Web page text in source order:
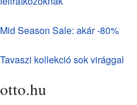
Mid Season Sale: akár -80%
Tavaszi kollekció sok virággal
otto.hu